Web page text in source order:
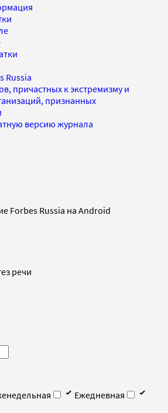
Russia
причастных к экстремизму и
признанных
версию журнала
Forbes Russia на Android
речи
Ежедневная